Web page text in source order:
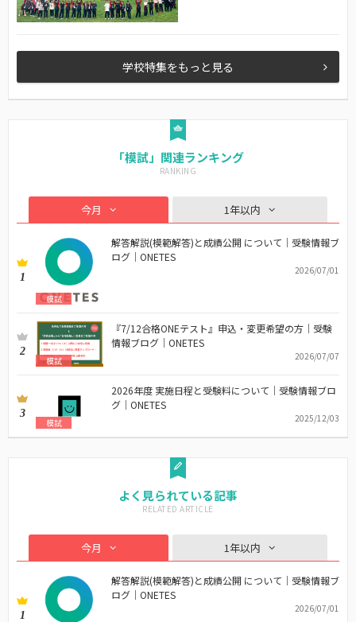
学校特集をもっと見る
「模試」関連ランキング
今月 1年以内
1
模試
解答解説(模範解答)と成績公開 について｜受験情報ブ
ログ｜ONETES
2026/07/01
2
模試
『7/12合格ONEテスト』申込・変更希望の方｜受験
情報ブログ｜ONETES
2026/07/07
3
模試
2026年度 実施日程と受験料について｜受験情報ブロ
グ｜ONETES
2025/12/03
よく見られている記事
今月 1年以内
1
解答解説(模範解答)と成績公開 について｜受験情報ブ
ログ｜ONETES
2026/07/01